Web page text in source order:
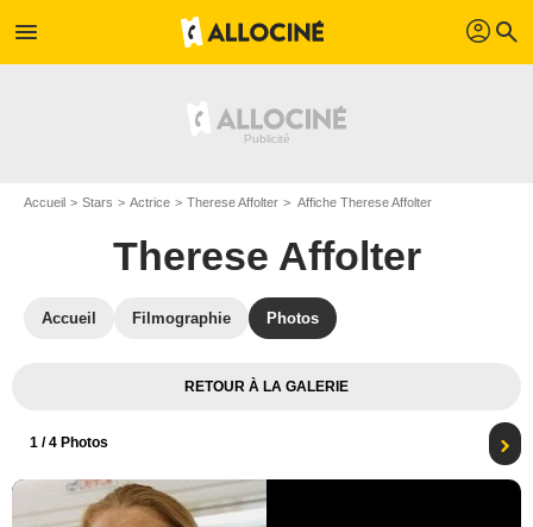
menu profil search
Accueil Stars Actrice Therese Affolter Affiche Therese Affolter
Therese Affolter
Accueil Filmographie Photos
RETOUR À LA GALERIE
1 / 4 Photos